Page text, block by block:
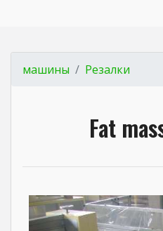
машины Резалки
Fat